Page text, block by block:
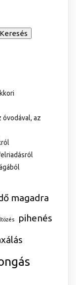
Keresés
óvodával, az
magadra
pihenés